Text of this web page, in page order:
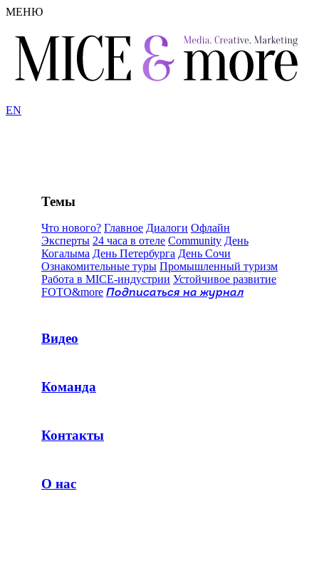
МЕНЮ
EN
Темы
Что нового? Главное Диалоги Офлайн
Эксперты 24 часа в отеле Community День
Когалыма День Петербурга День Сочи
Ознакомительные туры Промышленный туризм
Работа в MICE-индустрии Устойчивое развитие
FOTO&more Подписаться на журнал
Видео
Команда
Контакты
О нас